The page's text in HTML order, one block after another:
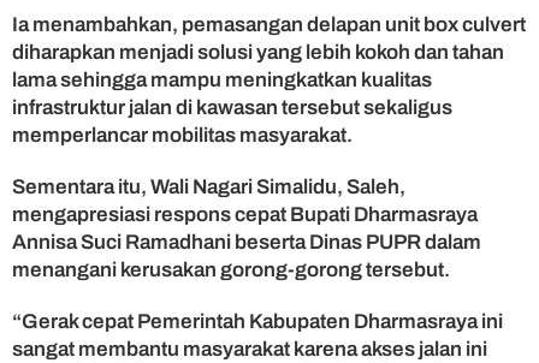
s
W
a
r
g
D
p
u
l
h
k
Ia menambahkan, pemasangan delapan unit box culvert
diharapkan menjadi solusi yang lebih kokoh dan tahan
lama sehingga mampu meningkatkan kualitas
infrastruktur jalan di kawasan tersebut sekaligus
memperlancar mobilitas masyarakat.
Sementara itu, Wali Nagari Simalidu, Saleh,
mengapresiasi respons cepat Bupati Dharmasraya
Annisa Suci Ramadhani beserta Dinas PUPR dalam
menangani kerusakan gorong-gorong tersebut.
“Gerak cepat Pemerintah Kabupaten Dharmasraya ini
sangat membantu masyarakat karena akses jalan ini